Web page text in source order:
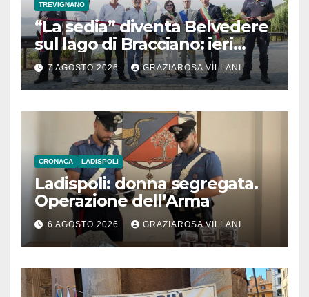
TREVIGNANO
“La sedia” diventa Belvedere
sul lago di Bracciano: ieri
l’inaugurazione
7 AGOSTO 2026 GRAZIAROSA VILLANI
CRONACA LADISPOLI
Ladispoli: donna segregata.
Operazione dell’Arma
6 AGOSTO 2026 GRAZIAROSA VILLANI